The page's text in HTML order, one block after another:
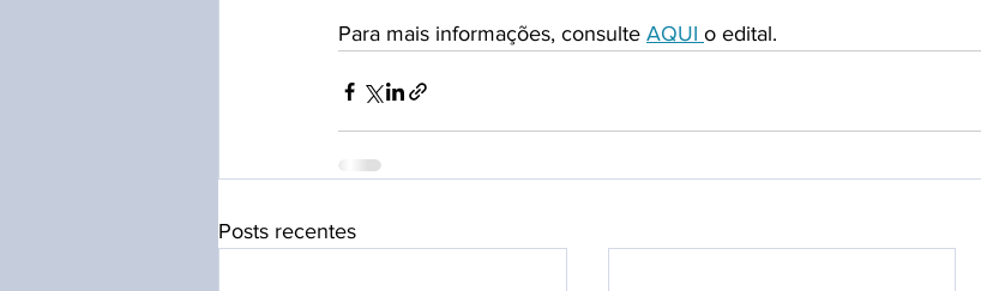
Para mais informações, consulte AQUI o edital.
Posts recentes